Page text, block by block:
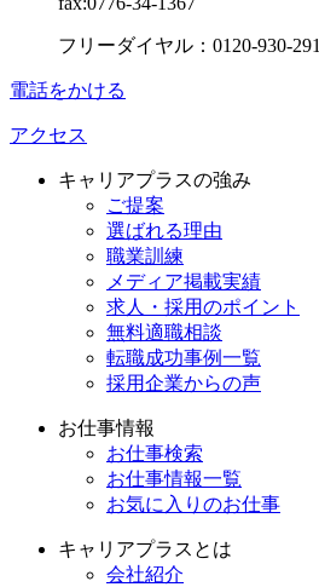
フリーダイヤル：0120-930-291
電話をかける
アクセス
キャリアプラスの強み
ご提案
選ばれる理由
職業訓練
メディア掲載実績
求人・採用のポイント
無料適職相談
転職成功事例一覧
採用企業からの声
お仕事情報
お仕事検索
お仕事情報一覧
お気に入りのお仕事
キャリアプラスとは
会社紹介